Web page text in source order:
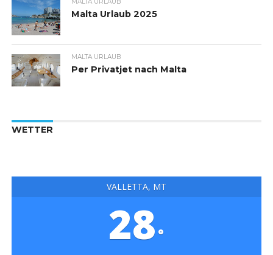
Malta Urlaub 2025
MALTA URLAUB
Per Privatjet nach Malta
WETTER
VALLETTA, MT
28 °